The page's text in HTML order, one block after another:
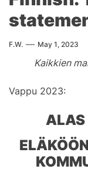
F.W. May 1, 2023
Kaikkien
Vappu 2023:
ALAS